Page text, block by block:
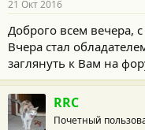
е
м
ы
а
л
а
21 Окт 2016
Доброго всем вечера,
Вчера стал
заглянуть к Вам на
RRC
Почетный